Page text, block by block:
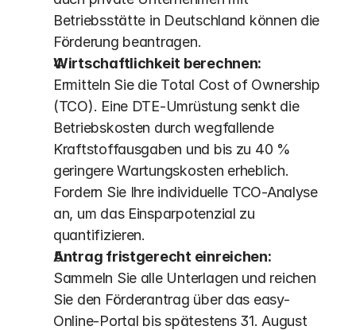
Betriebsstätte in Deutschland können die
Förderung beantragen.
Wirtschaftlichkeit berechnen:
Ermitteln Sie die Total Cost of Ownership
(TCO). Eine DTE-Umrüstung senkt die
Betriebskosten durch wegfallende
Kraftstoffausgaben und bis zu 40 %
geringere Wartungskosten erheblich.
Fordern Sie Ihre individuelle TCO-Analyse
an, um das Einsparpotenzial zu
quantifizieren.
Antrag fristgerecht einreichen:
Sammeln Sie alle Unterlagen und reichen
Sie den Förderantrag über das easy-
Online-Portal bis spätestens 31. August